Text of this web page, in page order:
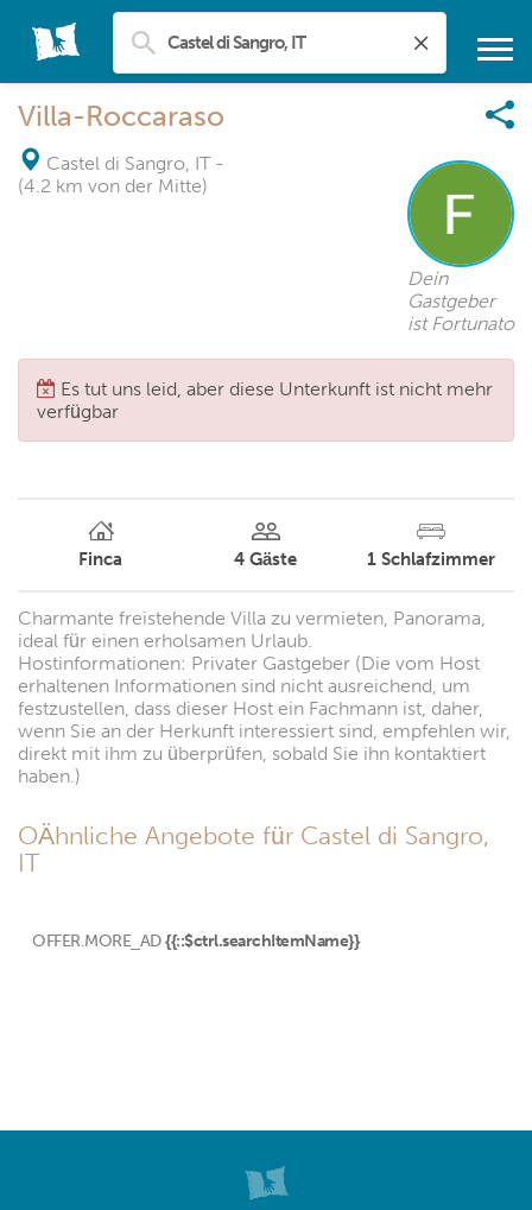
Villa-Roccaraso
Castel di Sangro, IT -
(4.2 km von der Mitte)
Dein
Gastgeber
ist Fortunato
Es tut uns leid, aber diese Unterkunft ist nicht mehr
verfügbar
Finca 4 Gäste 1 Schlafzimmer
Charmante freistehende Villa zu vermieten, Panorama,
ideal für einen erholsamen Urlaub.
Hostinformationen: Privater Gastgeber (Die vom Host
erhaltenen Informationen sind nicht ausreichend, um
festzustellen, dass dieser Host ein Fachmann ist, daher,
wenn Sie an der Herkunft interessiert sind, empfehlen wir,
direkt mit ihm zu überprüfen, sobald Sie ihn kontaktiert
haben.)
OÄhnliche Angebote für Castel di Sangro,
IT
OFFER.MORE_AD {{::$ctrl.searchItemName}}